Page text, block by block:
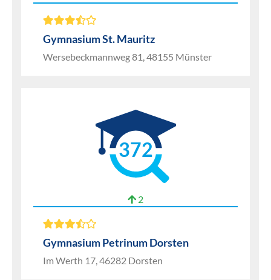
Gymnasium St. Mauritz
Wersebeckmannweg 81, 48155 Münster
372
2
Gymnasium Petrinum Dorsten
Im Werth 17, 46282 Dorsten